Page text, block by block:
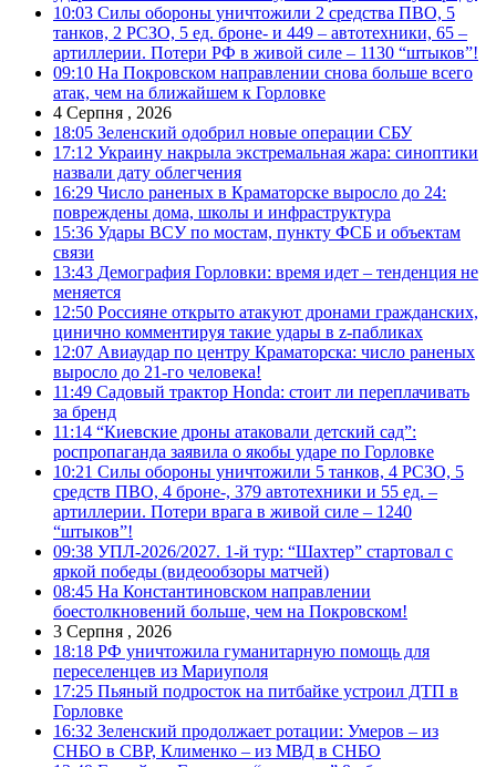
10:03 Силы обороны уничтожили 2 средства ПВО, 5
танков, 2 РСЗО, 5 ед. броне- и 449 – автотехники, 65 –
артиллерии. Потери РФ в живой силе – 1130 “штыков”!
09:10 На Покровском направлении снова больше всего
атак, чем на ближайшем к Горловке
4 Серпня , 2026
18:05 Зеленский одобрил новые операции СБУ
17:12 Украину накрыла экстремальная жара: синоптики
назвали дату облегчения
16:29 Число раненых в Краматорске выросло до 24:
повреждены дома, школы и инфраструктура
15:36 Удары ВСУ по мостам, пункту ФСБ и объектам
связи
13:43 Демография Горловки: время идет – тенденция не
меняется
12:50 Россияне открыто атакуют дронами гражданских,
цинично комментируя такие удары в z-пабликах
12:07 Авиаудар по центру Краматорска: число раненых
выросло до 21-го человека!
11:49 Садовый трактор Honda: стоит ли переплачивать
за бренд
11:14 “Киевские дроны атаковали детский сад”:
роспропаганда заявила о якобы ударе по Горловке
10:21 Силы обороны уничтожили 5 танков, 4 РСЗО, 5
средств ПВО, 4 броне-, 379 автотехники и 55 ед. –
артиллерии. Потери врага в живой силе – 1240
“штыков”!
09:38 УПЛ-2026/2027. 1-й тур: “Шахтер” стартовал с
яркой победы (видеообзоры матчей)
08:45 На Константиновском направлении
боестолкновений больше, чем на Покровском!
3 Серпня , 2026
18:18 РФ уничтожила гуманитарную помощь для
переселенцев из Мариуполя
17:25 Пьяный подросток на питбайке устроил ДТП в
Горловке
16:32 Зеленский продолжает ротации: Умеров – из
СНБО в СВР, Клименко – из МВД в СНБО